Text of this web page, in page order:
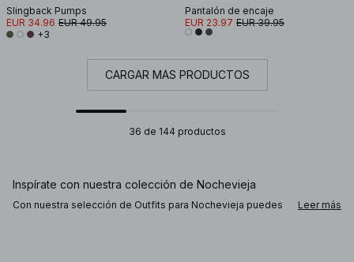
Slingback Pumps
EUR 34.96 EUR 49.95
+3
Pantalón de encaje
EUR 23.97 EUR 39.95
CARGAR MÁS PRODUCTOS
36 de 144 productos
Inspírate con nuestra colección de Nochevieja
Con nuestra selección de Outfits para Nochevieja puedes
Leer más